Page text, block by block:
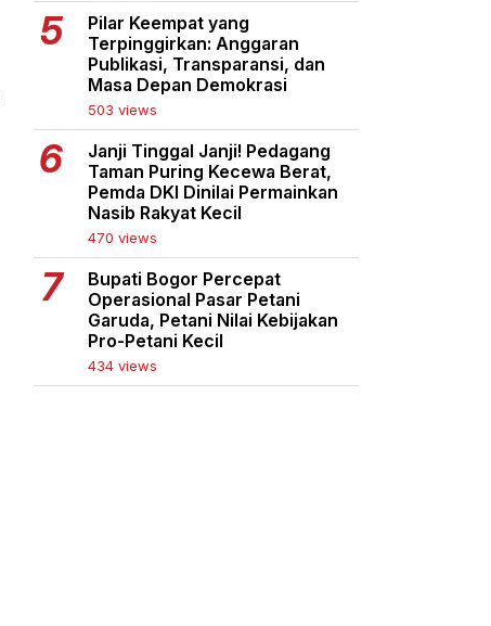
Pilar Keempat yang
Terpinggirkan: Anggaran
Publikasi, Transparansi, dan
Masa Depan Demokrasi
503 views
Janji Tinggal Janji! Pedagang
Taman Puring Kecewa Berat,
Pemda DKI Dinilai Permainkan
Nasib Rakyat Kecil
470 views
Bupati Bogor Percepat
Operasional Pasar Petani
Garuda, Petani Nilai Kebijakan
Pro-Petani Kecil
434 views